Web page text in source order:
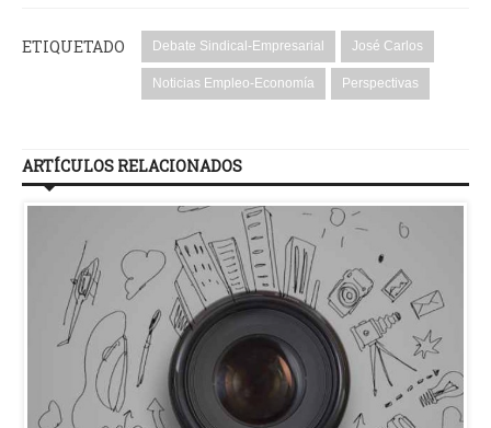
ETIQUETADO Debate Sindical-Empresarial José Carlos
Noticias Empleo-Economía Perspectivas
ARTÍCULOS RELACIONADOS